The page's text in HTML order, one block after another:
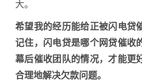
大。
希望我的经历能给正被闪电贷
记住，闪电贷是哪个网贷催收
幕后催收团队的情况，才能更
合理地解决欠款问题。